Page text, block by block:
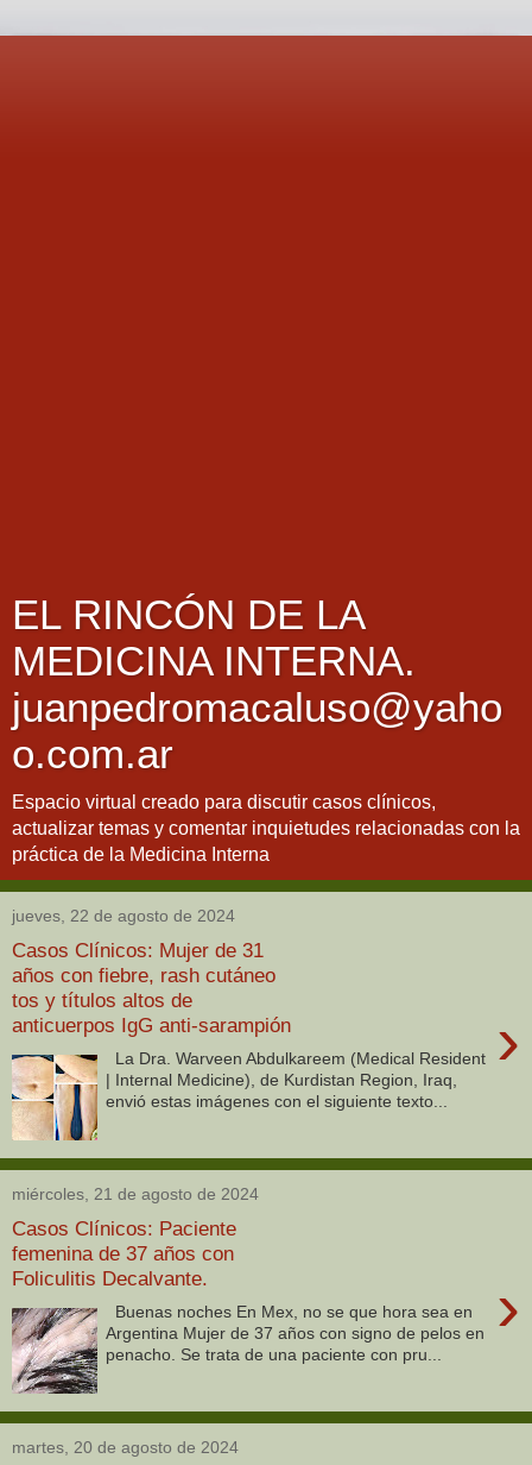
EL RINCÓN DE LA
MEDICINA INTERNA.
juanpedromacaluso@yaho
o.com.ar
Espacio virtual creado para discutir casos clínicos,
actualizar temas y comentar inquietudes relacionadas con la
práctica de la Medicina Interna
jueves, 22 de agosto de 2024
Casos Clínicos: Mujer de 31
años con fiebre, rash cutáneo
tos y títulos altos de
anticuerpos IgG anti-sarampión
›
La Dra. Warveen Abdulkareem (Medical Resident
| Internal Medicine), de Kurdistan Region, Iraq,
envió estas imágenes con el siguiente texto...
miércoles, 21 de agosto de 2024
Casos Clínicos: Paciente
femenina de 37 años con
Foliculitis Decalvante.
›
Buenas noches En Mex, no se que hora sea en
Argentina Mujer de 37 años con signo de pelos en
penacho. Se trata de una paciente con pru...
martes, 20 de agosto de 2024